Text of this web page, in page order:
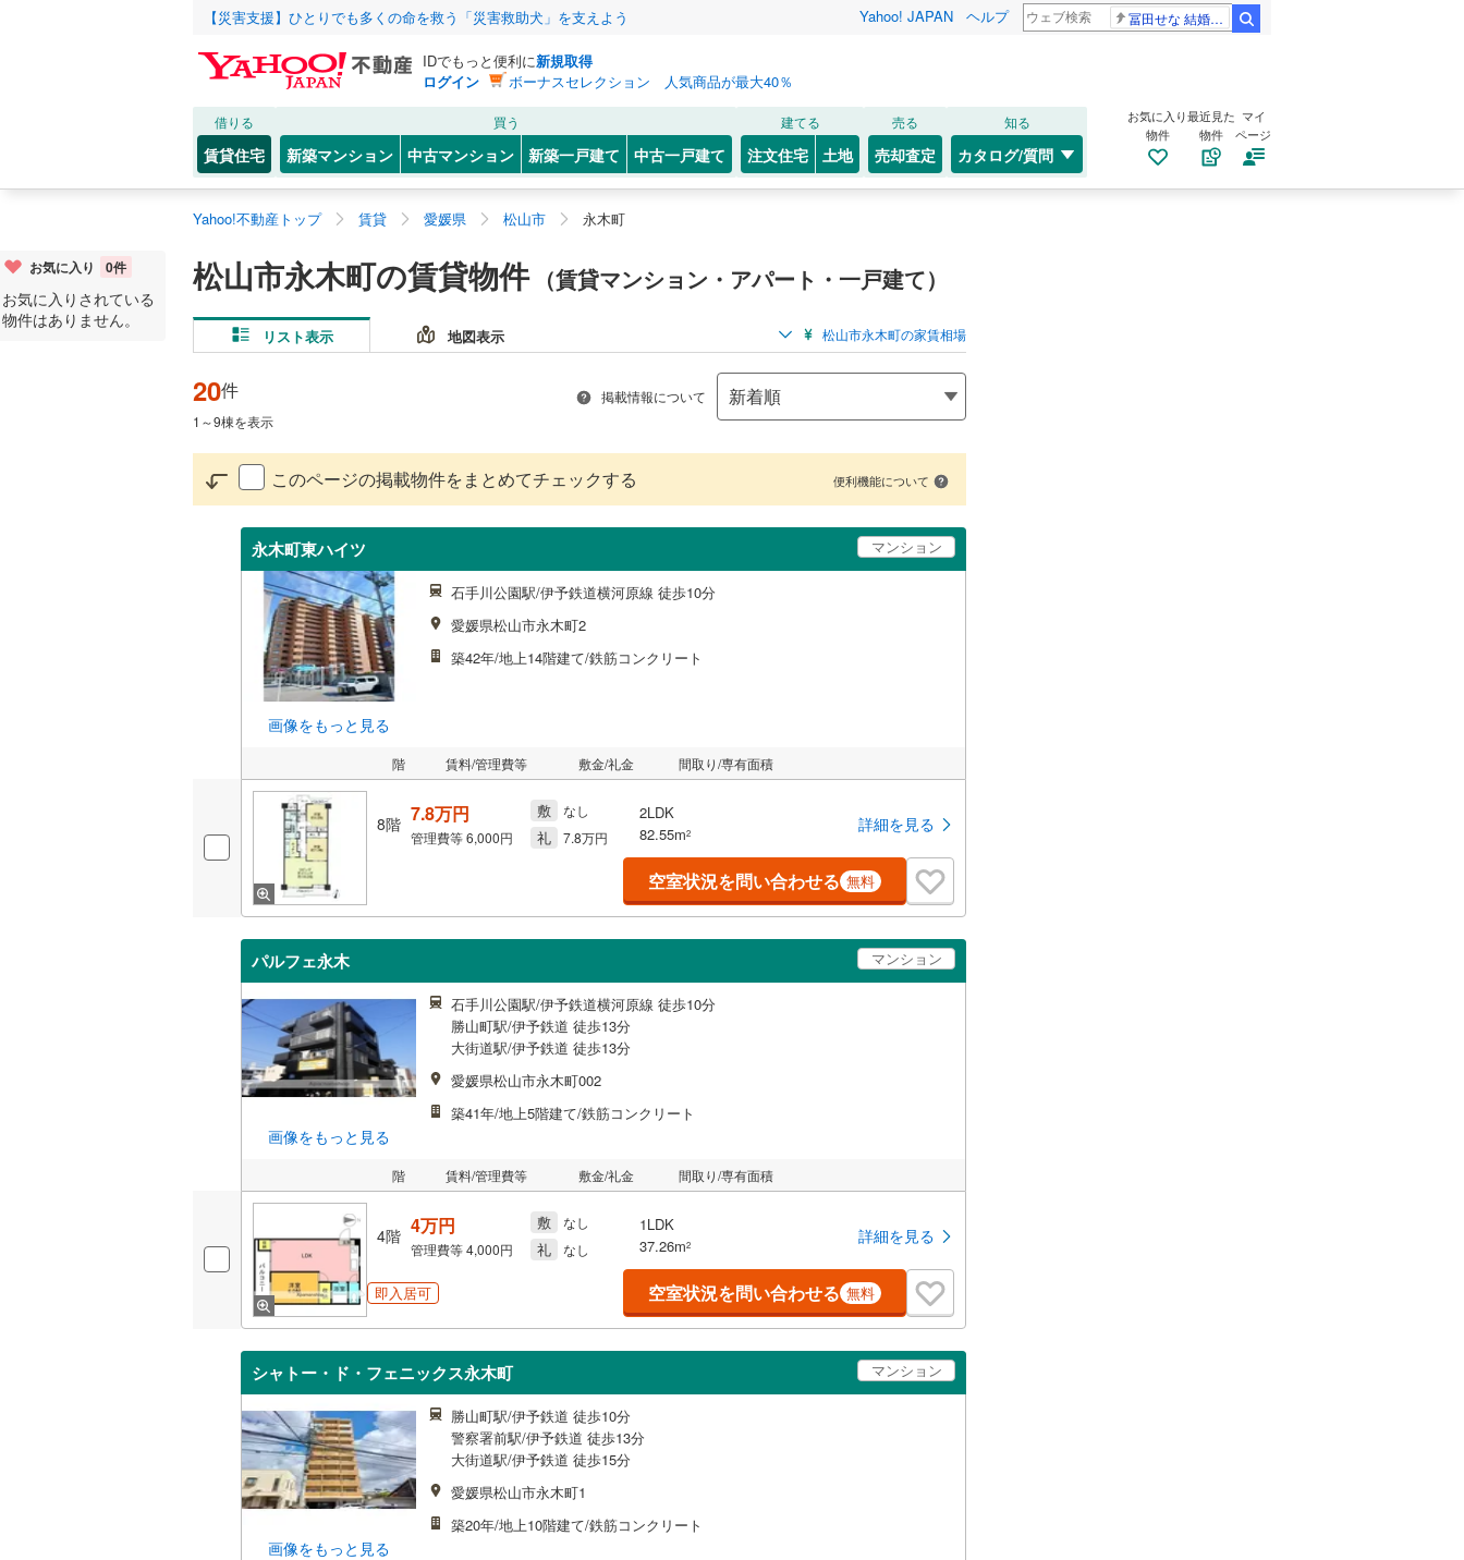
【災害支援】ひとりでも多くの命を救う「災害救助犬」を支えよう Yahoo! JAPAN ヘルプ 冨田せな 結婚発表
IDでもっと便利に新規取得
ログイン
ボーナスセレクション 人気商品が最大40％
借りる
賃貸住宅
買う
新築マンション 中古マンション 新築一戸建て 中古一戸建て
建てる
注文住宅 土地
売る
売却査定
知る
カタログ/質問
お気に入り
物件
最近見た
物件
マイ
ページ
Yahoo!不動産トップ 賃貸 愛媛県 松山市 永木町
松山市永木町の賃貸物件 （賃貸マンション・アパート・一戸建て）
リスト表示 地図表示 松山市永木町の家賃相場
20件
1 ～9棟を表示
掲載情報について
このページの掲載物件をまとめてチェックする 便利機能について
永木町東ハイツ マンション
画像をもっと見る
石手川公園駅/伊予鉄道横河原線 徒歩10分
愛媛県松山市永木町2
築42年/地上14階建て/鉄筋コンクリート
階 賃料/管理費等 敷金/礼金 間取り/専有面積
8階 7.8万円
管理費等6,000円
敷 なし
礼 7.8万円
2LDK
82.55m2 詳細を見る
空室状況を問い合わせる 無料
パルフェ永木 マンション
画像をもっと見る
石手川公園駅/伊予鉄道横河原線 徒歩10分
勝山町駅/伊予鉄道 徒歩13分
大街道駅/伊予鉄道 徒歩13分
愛媛県松山市永木町002
築41年/地上5階建て/鉄筋コンクリート
階 賃料/管理費等 敷金/礼金 間取り/専有面積
4階 4万円
管理費等4,000円
敷 なし
礼 なし
1LDK
37.26m2 詳細を見る
即入居可 空室状況を問い合わせる 無料
シャトー・ド・フェニックス永木町 マンション
画像をもっと見る
勝山町駅/伊予鉄道 徒歩10分
警察署前駅/伊予鉄道 徒歩13分
大街道駅/伊予鉄道 徒歩15分
愛媛県松山市永木町1
築20年/地上10階建て/鉄筋コンクリート
お気に入り 0件
お気に入りされている
物件はありません。